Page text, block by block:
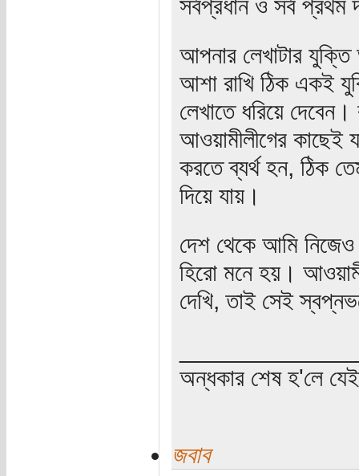
সর্বপ্রধান ও সর্ব প্রথম
আপনার লেখাটার
আশা রাখি ঠিক একই
লেখাতে ধরিয়ে দেবেন।
আওয়ামীলীগের
করতে ব্যর্থ হন, ঠিক
দিয়ে যায়।
দেশ থেকে আমি
হিরো মনে হয়।
দেখি, তাই সেই
অন্ধকার শেষ হ'লে
জবাব